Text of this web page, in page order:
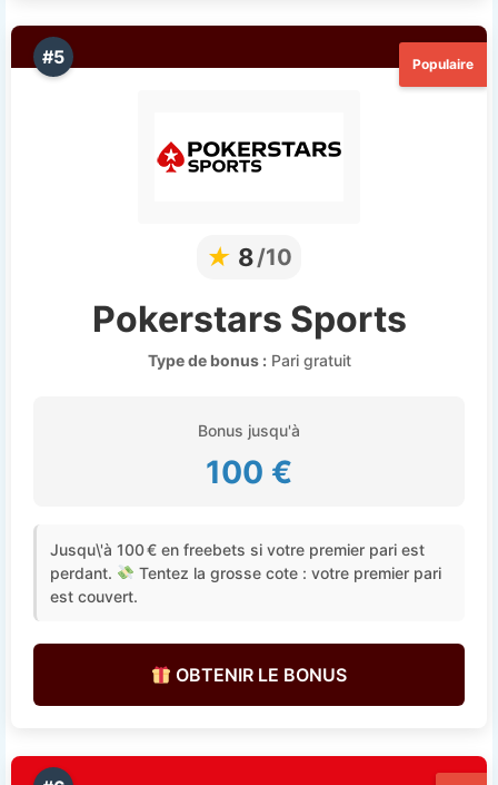
Populaire
#5
★ 8/10
Pokerstars Sports
Type de bonus :Pari gratuit
Bonus jusqu'à
100 €
Jusqu\'à 100 € en freebets si votre premier pari est
perdant.
Tentez la grosse cote : votre premier pari
est couvert.
OBTENIR LE BONUS